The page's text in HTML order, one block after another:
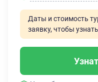
Даты и стоимость
заявку, чтобы